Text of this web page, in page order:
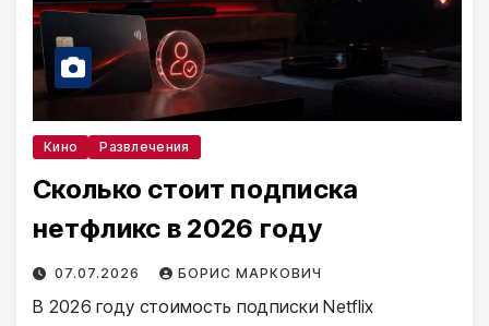
Кино Развлечения
Сколько стоит подписка
нетфликс в 2026 году
07.07.2026 БОРИС МАРКОВИЧ
В 2026 году стоимость подписки Netflix